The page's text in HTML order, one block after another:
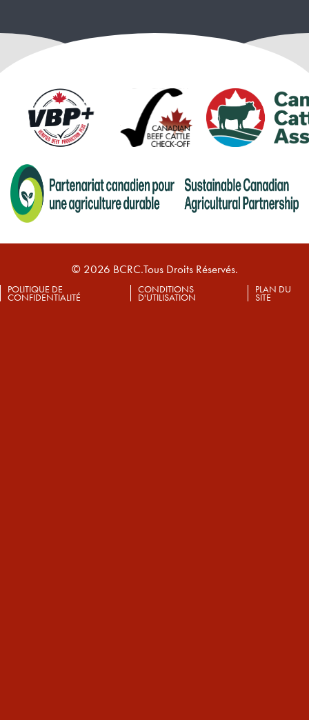
© 2026 BCRC.Tous Droits Réservés.
POLITIQUE DE
CONFIDENTIALITÉ
CONDITIONS
D'UTILISATION
PLAN DU
SITE